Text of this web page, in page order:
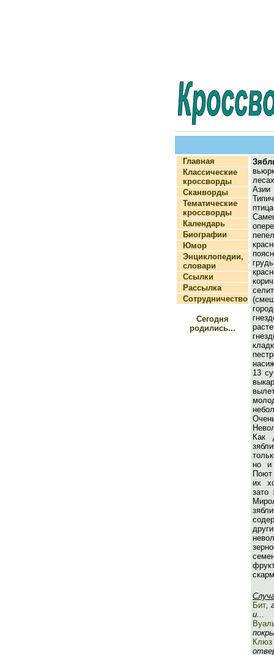
Главная
Классические
кроссворды
Сканворды
Тематические
кроссворды
Календарь
Биографии
Юмор
Энциклопедии,
словари
Ссылки
Рассылка
Сотрудничество
Сегодня
родились...
Азии
13
Как
но и
Поют
их
зато
Бит,
и...
Клюз